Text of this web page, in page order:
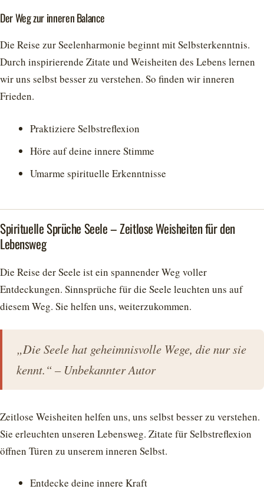
Der Weg zur inneren Balance
Die Reise zur Seelenharmonie beginnt mit Selbsterkenntnis.
Durch inspirierende Zitate und Weisheiten des Lebens lernen
wir uns selbst besser zu verstehen. So finden wir inneren
Frieden.
Praktiziere Selbstreflexion
Höre auf deine innere Stimme
Umarme spirituelle Erkenntnisse
Spirituelle Sprüche Seele – Zeitlose Weisheiten für den
Lebensweg
Die Reise der Seele ist ein spannender Weg voller
Entdeckungen. Sinnsprüche für die Seele leuchten uns auf
diesem Weg. Sie helfen uns, weiterzukommen.
„Die Seele hat geheimnisvolle Wege, die nur sie
kennt.“ – Unbekannter Autor
Zeitlose Weisheiten helfen uns, uns selbst besser zu verstehen.
Sie erleuchten unseren Lebensweg. Zitate für Selbstreflexion
öffnen Türen zu unserem inneren Selbst.
Entdecke deine innere Kraft